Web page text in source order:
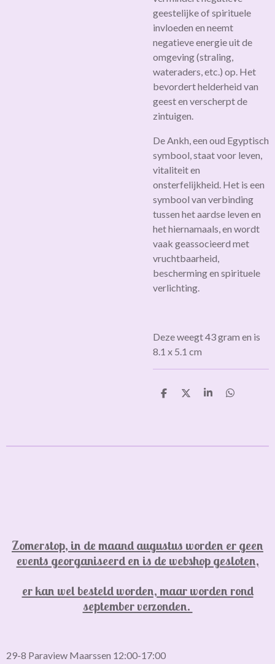
geestelijke of spirituele
invloeden en neemt
negatieve energie uit de
omgeving (straling,
wateraders, etc.) op. Het
bevordert helderheid van
geest en verscherpt de
zintuigen.
De Ankh, een oud Egyptisch
symbool, staat voor leven,
vitaliteit en
onsterfelijkheid. Het is een
symbool van verbinding
tussen het aardse leven en
het hiernamaals, en wordt
vaak geassocieerd met
vruchtbaarheid,
bescherming en spirituele
verlichting.
Deze weegt 43 gram en is
8.1 x 5.1 cm
D
D
S
D
Zomerstop, in de maand augustus worden er geen
events georganiseerd en is de webshop gesloten,
er kan wel besteld worden, maar worden rond
september verzonden.
29-8 Paraview Maarssen 12:00-17:00